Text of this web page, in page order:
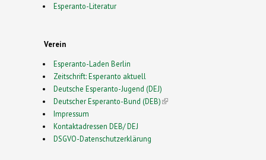
Esperanto-Literatur
Verein
Esperanto-Laden Berlin
Zeitschrift: Esperanto aktuell
Deutsche Esperanto-Jugend (DEJ)
Deutscher Esperanto-Bund (DEB)(link is external)
Impressum
Kontaktadressen DEB/ DEJ
DSGVO-Datenschutzerklärung